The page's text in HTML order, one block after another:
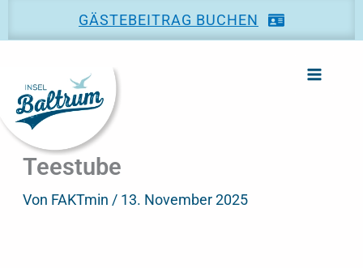
Inhalt
GÄSTEBEITRAG BUCHEN
Teestube
Von FAKTmin / 13. November 2025